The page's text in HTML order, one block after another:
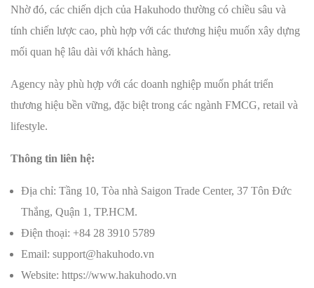
Nhờ đó, các chiến dịch của Hakuhodo thường có chiều sâu và
tính chiến lược cao, phù hợp với các thương hiệu muốn xây dựng
mối quan hệ lâu dài với khách hàng.
Agency này phù hợp với các doanh nghiệp muốn phát triển
thương hiệu bền vững, đặc biệt trong các ngành FMCG, retail và
lifestyle.
Thông tin liên hệ:
Địa chỉ: Tầng 10, Tòa nhà Saigon Trade Center, 37 Tôn Đức
Thắng, Quận 1, TP.HCM.
Điện thoại: +84 28 3910 5789
Email: support@hakuhodo.vn
Website: https://www.hakuhodo.vn